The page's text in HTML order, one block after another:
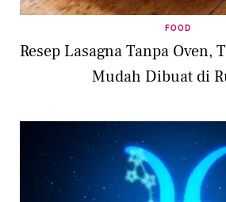
FOOD
Resep Lasagna Tanpa Oven,
Mudah Dibuat di